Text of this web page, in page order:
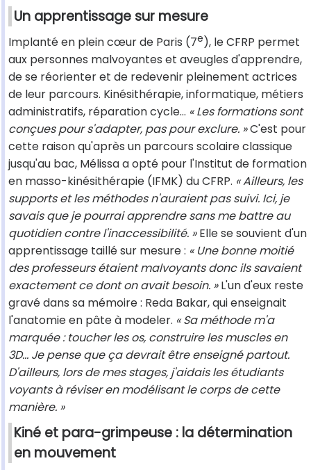
Un apprentissage sur mesure
Implanté en plein cœur de Paris (7e), le CFRP permet
aux personnes malvoyantes et aveugles d'apprendre,
de se réorienter et de redevenir pleinement actrices
de leur parcours. Kinésithérapie, informatique, métiers
administratifs, réparation cycle… « Les formations sont
conçues pour s'adapter, pas pour exclure. »C'est pour
cette raison qu'après un parcours scolaire classique
jusqu'au bac, Mélissa a opté pour l'Institut de formation
en masso-kinésithérapie (IFMK) du CFRP. « Ailleurs, les
supports et les méthodes n'auraient pas suivi. Ici, je
savais que je pourrai apprendre sans me battre au
quotidien contre l'inaccessibilité. »Elle se souvient d'un
apprentissage taillé sur mesure : « Une bonne moitié
des professeurs étaient malvoyants donc ils savaient
exactement ce dont on avait besoin. »L'un d'eux reste
gravé dans sa mémoire : Reda Bakar, qui enseignait
l'anatomie en pâte à modeler. « Sa méthode m'a
marquée : toucher les os, construire les muscles en
3D… Je pense que ça devrait être enseigné partout.
D'ailleurs, lors de mes stages, j'aidais les étudiants
voyants à réviser en modélisant le corps de cette
manière. »
Kiné et para-grimpeuse : la détermination
en mouvement